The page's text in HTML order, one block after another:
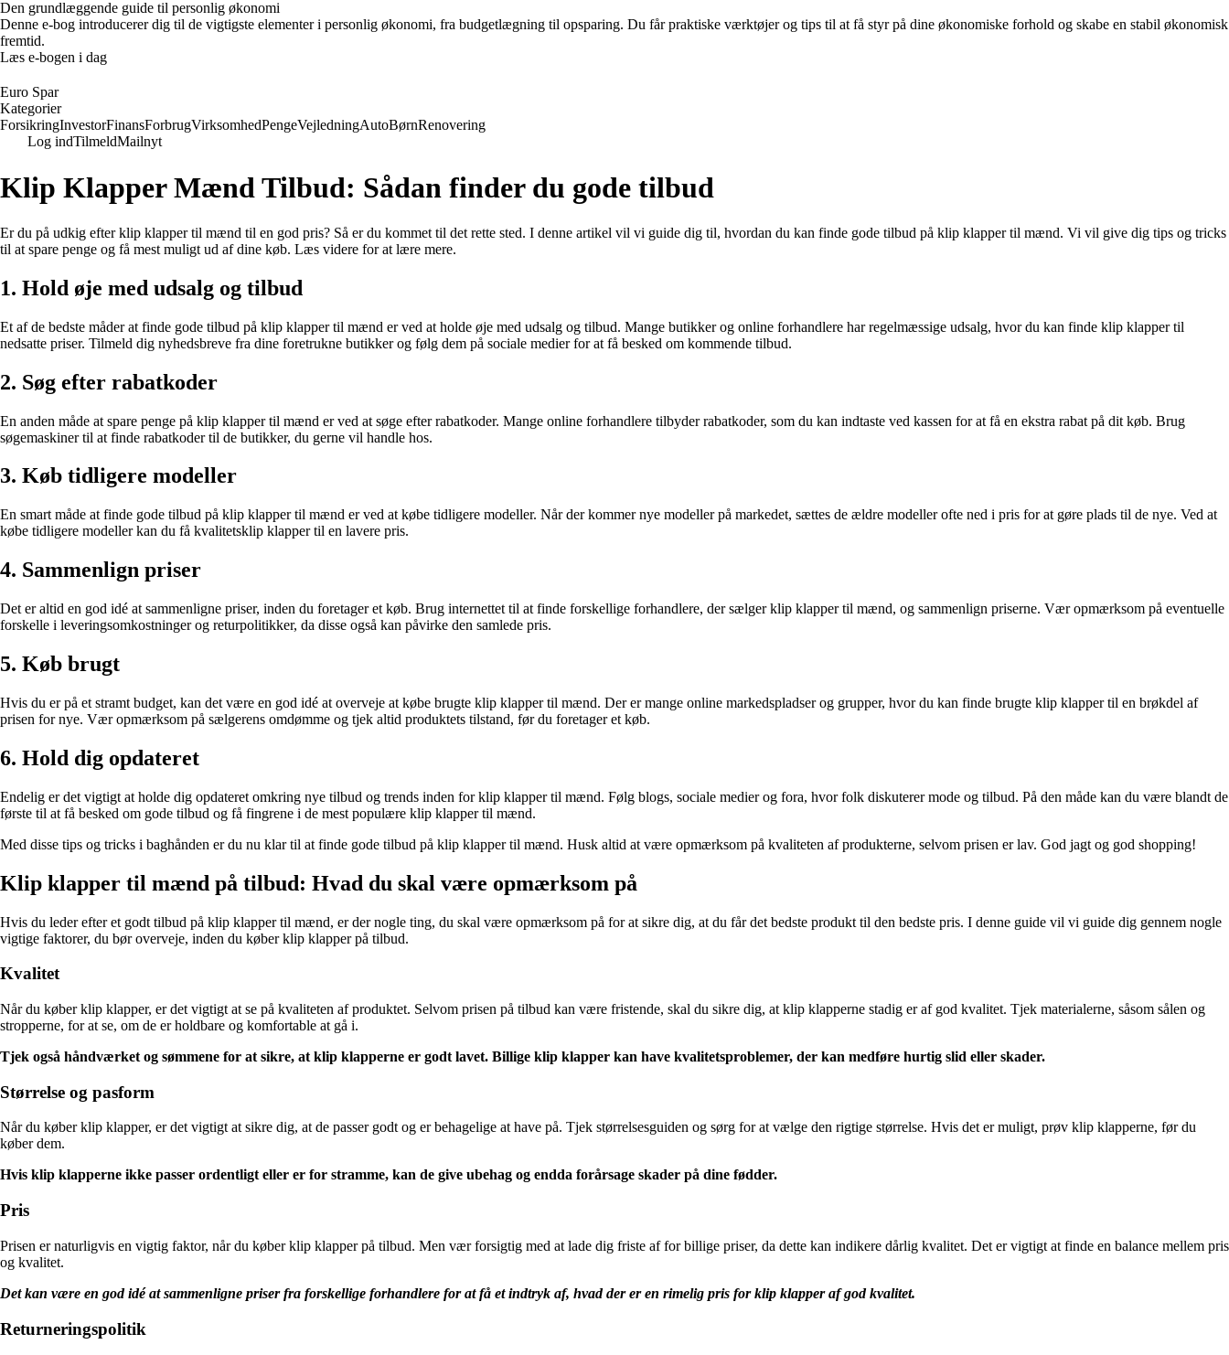
Den grundlæggende guide til personlig økonomi
Denne e-bog introducerer dig til de vigtigste elementer i personlig økonomi, fra budgetlægning til opsparing. Du får praktiske værktøjer og tips til at få styr på dine økonomiske forhold og skabe en stabil økonomisk
fremtid.
Læs e-bogen i dag
Euro Spar
Kategorier
ForsikringInvestorFinansForbrugVirksomhedPengeVejledningAutoBørnRenovering
Log indTilmeldMailnyt
Klip Klapper Mænd Tilbud: Sådan finder du gode tilbud
Er du på udkig efter klip klapper til mænd til en god pris? Så er du kommet til det rette sted. I denne artikel vil vi guide dig til, hvordan du kan finde gode tilbud på klip klapper til mænd. Vi vil give dig tips og tricks
til at spare penge og få mest muligt ud af dine køb. Læs videre for at lære mere.
1. Hold øje med udsalg og tilbud
Et af de bedste måder at finde gode tilbud på klip klapper til mænd er ved at holde øje med udsalg og tilbud. Mange butikker og online forhandlere har regelmæssige udsalg, hvor du kan finde klip klapper til
nedsatte priser. Tilmeld dig nyhedsbreve fra dine foretrukne butikker og følg dem på sociale medier for at få besked om kommende tilbud.
2. Søg efter rabatkoder
En anden måde at spare penge på klip klapper til mænd er ved at søge efter rabatkoder. Mange online forhandlere tilbyder rabatkoder, som du kan indtaste ved kassen for at få en ekstra rabat på dit køb. Brug
søgemaskiner til at finde rabatkoder til de butikker, du gerne vil handle hos.
3. Køb tidligere modeller
En smart måde at finde gode tilbud på klip klapper til mænd er ved at købe tidligere modeller. Når der kommer nye modeller på markedet, sættes de ældre modeller ofte ned i pris for at gøre plads til de nye. Ved at
købe tidligere modeller kan du få kvalitetsklip klapper til en lavere pris.
4. Sammenlign priser
Det er altid en god idé at sammenligne priser, inden du foretager et køb. Brug internettet til at finde forskellige forhandlere, der sælger klip klapper til mænd, og sammenlign priserne. Vær opmærksom på eventuelle
forskelle i leveringsomkostninger og returpolitikker, da disse også kan påvirke den samlede pris.
5. Køb brugt
Hvis du er på et stramt budget, kan det være en god idé at overveje at købe brugte klip klapper til mænd. Der er mange online markedspladser og grupper, hvor du kan finde brugte klip klapper til en brøkdel af
prisen for nye. Vær opmærksom på sælgerens omdømme og tjek altid produktets tilstand, før du foretager et køb.
6. Hold dig opdateret
Endelig er det vigtigt at holde dig opdateret omkring nye tilbud og trends inden for klip klapper til mænd. Følg blogs, sociale medier og fora, hvor folk diskuterer mode og tilbud. På den måde kan du være blandt de
første til at få besked om gode tilbud og få fingrene i de mest populære klip klapper til mænd.
Med disse tips og tricks i baghånden er du nu klar til at finde gode tilbud på klip klapper til mænd. Husk altid at være opmærksom på kvaliteten af produkterne, selvom prisen er lav. God jagt og god shopping!
Klip klapper til mænd på tilbud: Hvad du skal være opmærksom på
Hvis du leder efter et godt tilbud på klip klapper til mænd, er der nogle ting, du skal være opmærksom på for at sikre dig, at du får det bedste produkt til den bedste pris. I denne guide vil vi guide dig gennem nogle
vigtige faktorer, du bør overveje, inden du køber klip klapper på tilbud.
Kvalitet
Når du køber klip klapper, er det vigtigt at se på kvaliteten af produktet. Selvom prisen på tilbud kan være fristende, skal du sikre dig, at klip klapperne stadig er af god kvalitet. Tjek materialerne, såsom sålen og
stropperne, for at se, om de er holdbare og komfortable at gå i.
Tjek også håndværket og sømmene for at sikre, at klip klapperne er godt lavet. Billige klip klapper kan have kvalitetsproblemer, der kan medføre hurtig slid eller skader.
Størrelse og pasform
Når du køber klip klapper, er det vigtigt at sikre dig, at de passer godt og er behagelige at have på. Tjek størrelsesguiden og sørg for at vælge den rigtige størrelse. Hvis det er muligt, prøv klip klapperne, før du
køber dem.
Hvis klip klapperne ikke passer ordentligt eller er for stramme, kan de give ubehag og endda forårsage skader på dine fødder.
Pris
Prisen er naturligvis en vigtig faktor, når du køber klip klapper på tilbud. Men vær forsigtig med at lade dig friste af for billige priser, da dette kan indikere dårlig kvalitet. Det er vigtigt at finde en balance mellem pris
og kvalitet.
Det kan være en god idé at sammenligne priser fra forskellige forhandlere for at få et indtryk af, hvad der er en rimelig pris for klip klapper af god kvalitet.
Returneringspolitik